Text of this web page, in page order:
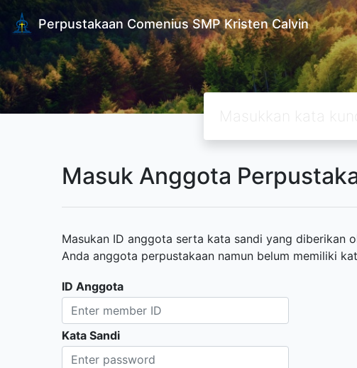
Perpustakaan Comenius SMP Kristen Calvin
Masuk Anggota
Masukan ID anggota serta kata sandi yang diberikan
Anda anggota perpustakaan namun belum memiliki
ID Anggota
Kata Sandi